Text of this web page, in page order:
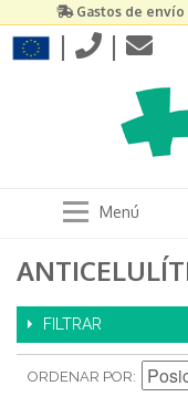
Gastos de envío
| |
Menú
FILTRAR
ORDENAR POR